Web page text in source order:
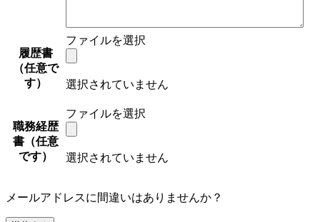
履歴書
（任意で
す）
ファイルを選択
選択されていません
職務経歴
書（任意
です）
ファイルを選択
選択されていません
メールアドレスに間違いはありませんか？